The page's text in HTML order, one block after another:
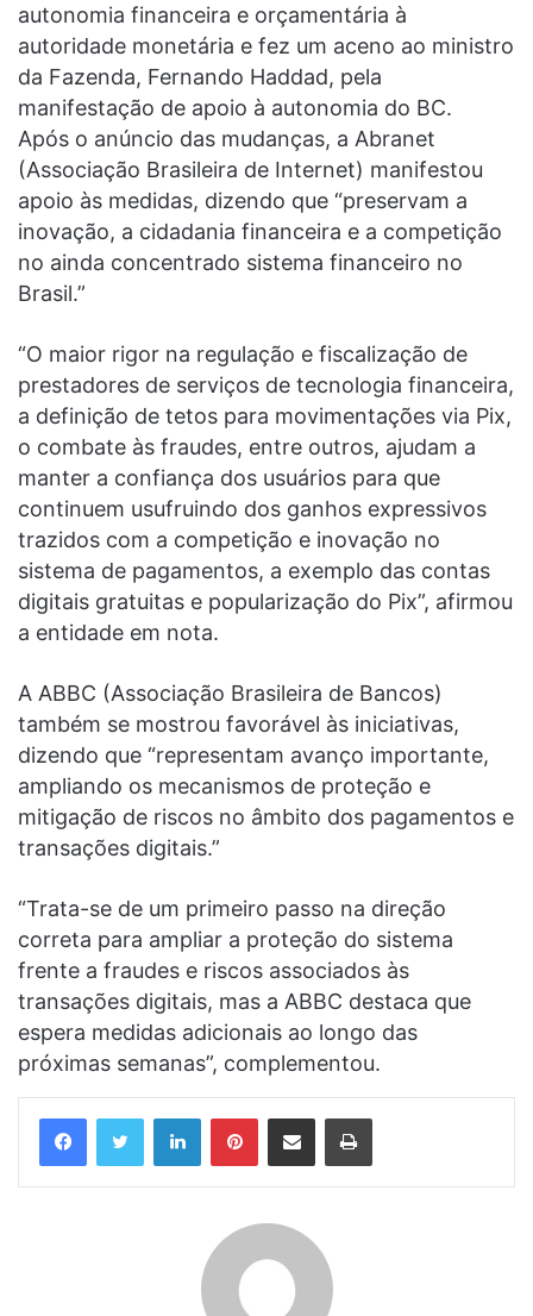
autonomia financeira e orçamentária à
autoridade monetária e fez um aceno ao ministro
da Fazenda, Fernando Haddad, pela
manifestação de apoio à autonomia do BC.
Após o anúncio das mudanças, a Abranet
(Associação Brasileira de Internet) manifestou
apoio às medidas, dizendo que “preservam a
inovação, a cidadania financeira e a competição
no ainda concentrado sistema financeiro no
Brasil.”
“O maior rigor na regulação e fiscalização de
prestadores de serviços de tecnologia financeira,
a definição de tetos para movimentações via Pix,
o combate às fraudes, entre outros, ajudam a
manter a confiança dos usuários para que
continuem usufruindo dos ganhos expressivos
trazidos com a competição e inovação no
sistema de pagamentos, a exemplo das contas
digitais gratuitas e popularização do Pix”, afirmou
a entidade em nota.
A ABBC (Associação Brasileira de Bancos)
também se mostrou favorável às iniciativas,
dizendo que “representam avanço importante,
ampliando os mecanismos de proteção e
mitigação de riscos no âmbito dos pagamentos e
transações digitais.”
“Trata-se de um primeiro passo na direção
correta para ampliar a proteção do sistema
frente a fraudes e riscos associados às
transações digitais, mas a ABBC destaca que
espera medidas adicionais ao longo das
próximas semanas”, complementou.
LinkedinPinterestCompartilhar via e-mail Imprimir